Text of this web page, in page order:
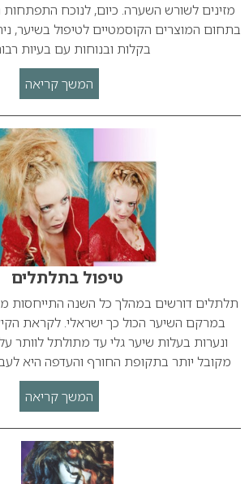
מזינים לשורש השערה. כיום, לנוכח התפתחות
בתחום המוצרים הקוסמטיים לטיפול בשיער,
בקלות ובנוחות עם בעיות
המשך קריאה
טיפול בתלתלים
תלתלים דורשים במהלך כל השנה התייחסות
במרקם השיער הכול כך ישראלי. לקראת
ונערות בעלות שיער גלי עד מתולתל לוותר
מקובל יותר בתקופת החורף והעדפה היא
המשך קריאה